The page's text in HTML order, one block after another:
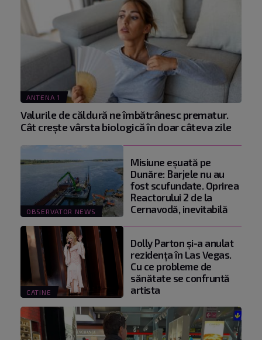
ANTENA 1
Valurile de căldură ne îmbătrânesc prematur.
Cât crește vârsta biologică în doar câteva zile
OBSERVATOR NEWS
Misiune eșuată pe
Dunăre: Barjele nu au
fost scufundate. Oprirea
Reactorului 2 de la
Cernavodă, inevitabilă
CATINE
Dolly Parton și-a anulat
rezidența în Las Vegas.
Cu ce probleme de
sănătate se confruntă
artista